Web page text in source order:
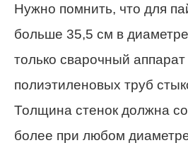
Нужно помнить, что для
больше 35,5 см в
только сварочный аппарат
полиэтиленовых труб
Толщина стенок должна
более при любом